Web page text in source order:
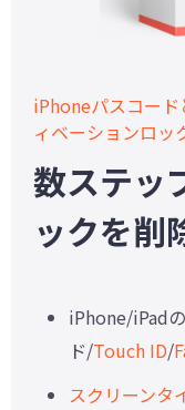
iPhoneパスコー
ィベーションロ
数ステッ
ックを削
iPhone/iPad
ド/Touch ID/
スクリーンタ